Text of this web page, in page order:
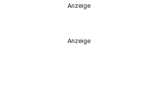
Anzeige
Anzeige